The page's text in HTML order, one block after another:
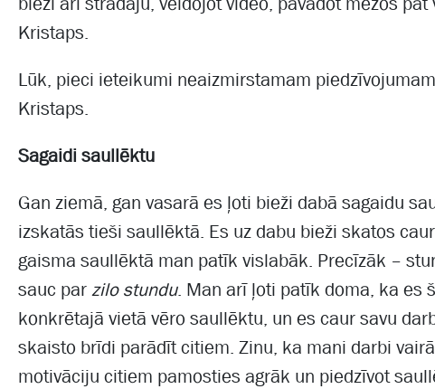
Kristaps.
Lūk, pieci ieteikumi neaizmirstamam
Kristaps.
Sagaidi saullēktu
Gan ziemā, gan vasarā es ļoti bieži dabā sagaidu
izskatās tieši saullēktā. Es uz dabu bieži skatos
gaisma saullēktā man patīk vislabāk. Precīzāk –
sauc parzilo stundu. Man arī ļoti patīk doma, ka es
konkrētajā vietā vēro saullēktu, un es caur savu
skaisto brīdi parādīt citiem. Zinu, ka mani darbi
motivāciju citiem pamosties agrāk un piedzīvot